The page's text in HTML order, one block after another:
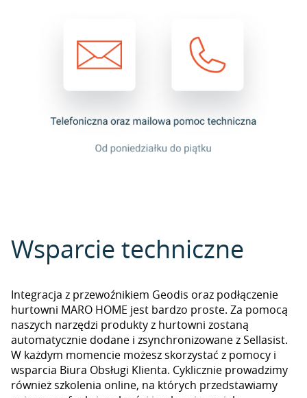
Wsparcie techniczne
Integracja z przewoźnikiem Geodis oraz podłączenie
hurtowni MARO HOME jest bardzo proste. Za pomocą
naszych narzędzi produkty z hurtowni zostaną
automatycznie dodane i zsynchronizowane z Sellasist.
W każdym momencie możesz skorzystać z pomocy i
wsparcia Biura Obsługi Klienta. Cyklicznie prowadzimy
również szkolenia online, na których przedstawiamy